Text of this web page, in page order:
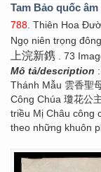
Tam Bảo quốc âm
788 . Thiên Hoa
Ngọ niên trọng
上浣新鎸 . 73
Mô tả/description
Thánh Mẫu 雲香聖
Công Chúa 瓊花公
triều Mị Châu công
theo những khuôn